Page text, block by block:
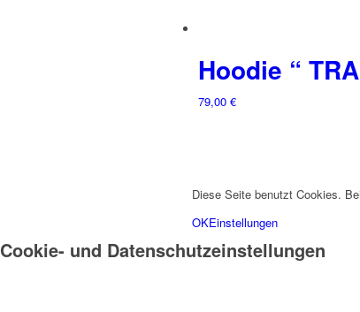
Hoodie “
79,00 €
Diese Seite benutzt Cookies.
OKEinstellungen
Cookie- und Datenschutzeinstellungen